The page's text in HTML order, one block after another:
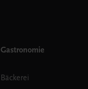
Gastronomie
Bäckerei